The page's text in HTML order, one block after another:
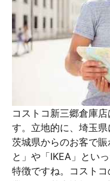
コストコ新三郷倉庫
す。立地的に、埼玉県
茨城県からのお客で
と」や「IKEA」とい
特徴ですね。コスト